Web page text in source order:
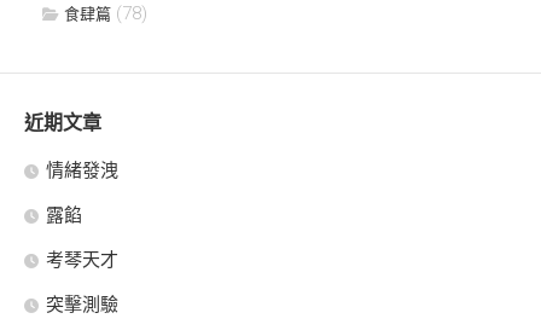
食肆篇 (78)
近期文章
情緒發洩
露餡
考琴天才
突擊測驗